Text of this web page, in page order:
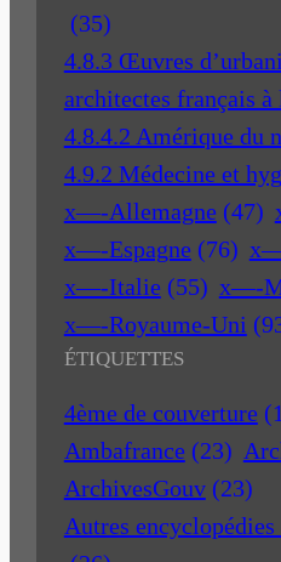
(35)
4.8.3 Œuvres
architectes français à
4.8.4.2 Amérique du
4.9.2 Médecine et
x—-Allemagne (47)
x—-Espagne (76)
x—-Italie (55) x—-
x—-Royaume-Uni
ÉTIQUETTES
4ème de couverture
Ambafrance (23)
ArchivesGouv (23)
Autres